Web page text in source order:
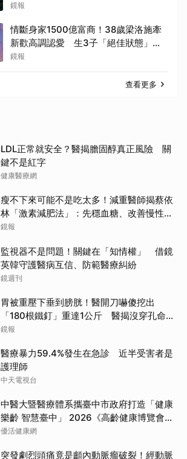
鏡報
情斷身家1500億富商！38歲梁洛施牽
新歡高調認愛 生3子「絕佳狀態」曝
光
鏡報
查看更多
LDL正常就安全？醫揭膽固醇真正風險 關
鍵不是紅字
健康醫療網
瘦不下來可能不是吃太多！減重醫師揭蔡依
林「激素減肥法」：先穩血糖、改善慢性發
炎
鏡報
監視器不是問題！關鍵在「知情權」 借鏡
英韓守護醫病互信、防範醫療糾紛
鏡週刊
胃被重壓下垂到膀胱！醫開刀嚇傻挖出
「180根鐵釘」重達1公斤 醫揭沒穿孔命大
全靠它
鏡報
醫療暴力59.4%發生在急診 近半受害者是
護理師
中天電視台
中醫大暨醫療體系攜臺中市政府打造「健康
樂齡 智慧臺中」 2026《高齡健康博覽會》
四大醫療主題展區 首創一站式疾病全人照
優活健康網
突發劇烈頭痛竟是顱內動脈瘤破裂！經動脈